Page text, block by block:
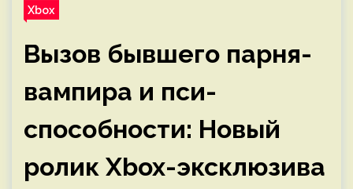
Xbox
Вызов бывшего парня-
вампира и пси-
способности: Новый
ролик Xbox-эксклюзива